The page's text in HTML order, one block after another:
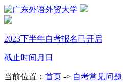
2023下半年自考报名已开启
截止时间 月 日
当前位置： 首页 -> 自考常见问题